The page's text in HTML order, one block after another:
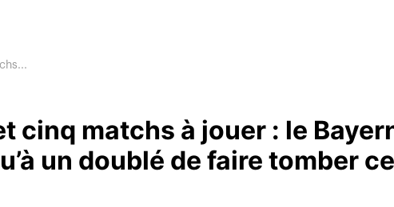
cinq matchs à jouer : le
un doublé de faire tomber ce